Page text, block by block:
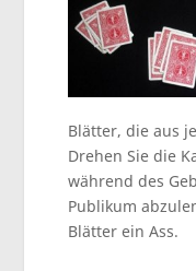
Blätter, die aus
Drehen Sie die
während des
Publikum
Blätter ein Ass.